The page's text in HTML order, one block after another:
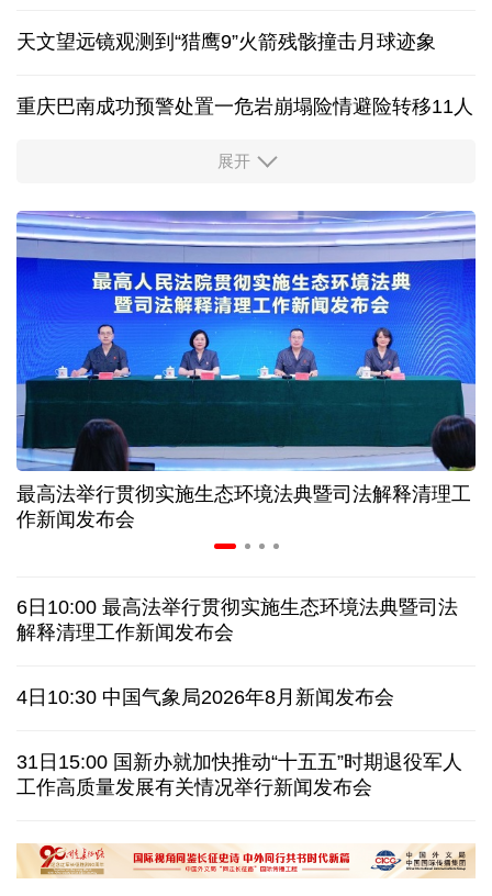
天文望远镜观测到“猎鹰9”火箭残骸撞击月球迹象
重庆巴南成功预警处置一危岩崩塌险情避险转移11人
“新”意盎然，外资机构持续看好中国经济
中证协召开国际业务委员会主任委员（扩大）会议
我国首个银行业数据出境负面清单备案案例落地北京
科创转型到全球布局 上海出台规划让民企敢闯敢投
合肥"人工智能+"多场景落地 千行百业装上智慧引擎
宇树科技战略配售名单公布:DeepSeek、腾讯等在列
俄外交部说日本加速"再军事化"扰乱地区及全球安全
被曝酒驾、盗窃、猥亵等 日本自卫队多人遭受处分
也门胡塞武装称袭击政府军集结地 造成数百人伤亡
白宫否认特朗普与赫格塞思因弹药库存短缺发生争执
展开
最高法举行贯彻实施生态环境法典暨司法解释清理工
作新闻发布会
6日10:00 最高法举行贯彻实施生态环境法典暨司法
解释清理工作新闻发布会
4日10:30 中国气象局2026年8月新闻发布会
31日15:00 国新办就加快推动“十五五”时期退役军人
工作高质量发展有关情况举行新闻发布会